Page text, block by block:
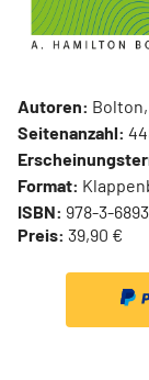
Autoren:
Seitenanzahl:
Format:
ISBN: 978-3-
Preis: 39,90 €